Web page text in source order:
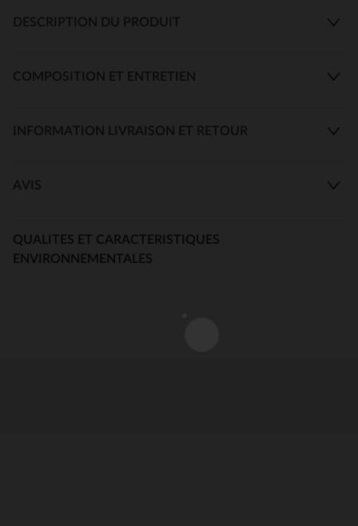
DESCRIPTION DU PRODUIT
COMPOSITION ET ENTRETIEN
INFORMATION LIVRAISON ET RETOUR
AVIS
QUALITES ET CARACTERISTIQUES
ENVIRONNEMENTALES